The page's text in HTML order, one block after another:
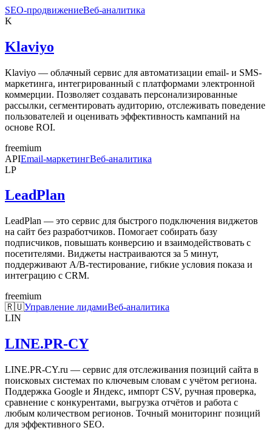
SEO-продвижениеВеб-аналитика
K
Klaviyo
Klaviyo — облачный сервис для автоматизации email- и SMS-
маркетинга, интегрированный с платформами электронной
коммерции. Позволяет создавать персонализированные
рассылки, сегментировать аудиторию, отслеживать поведение
пользователей и оценивать эффективность кампаний на
основе ROI.
freemium
APIEmail-маркетингВеб-аналитика
LP
LeadPlan
LeadPlan — это сервис для быстрого подключения виджетов
на сайт без разработчиков. Помогает собирать базу
подписчиков, повышать конверсию и взаимодействовать с
посетителями. Виджеты настраиваются за 5 минут,
поддерживают A/B-тестирование, гибкие условия показа и
интеграцию с CRM.
freemium
🇷🇺Управление лидамиВеб-аналитика
LIN
LINE.PR-CY
LINE.PR-CY.ru — сервис для отслеживания позиций сайта в
поисковых системах по ключевым словам с учётом региона.
Поддержка Google и Яндекс, импорт CSV, ручная проверка,
сравнение с конкурентами, выгрузка отчётов и работа с
любым количеством регионов. Точный мониторинг позиций
для эффективного SEO.